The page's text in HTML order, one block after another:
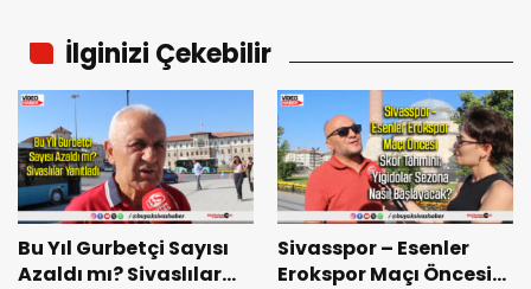
İlginizi Çekebilir
Bu Yıl Gurbetçi Sayısı
Azaldı mı? Sivaslılar
Sivasspor – Esenler
Erokspor Maçı Öncesi